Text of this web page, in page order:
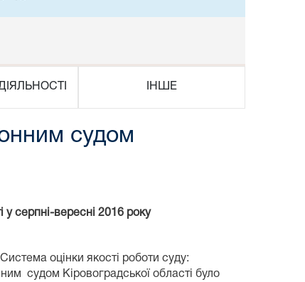
ІНШЕ
судом
у серпні-вересні 2016 року
оцінки якості роботи суду:
судом Кіровоградської області було